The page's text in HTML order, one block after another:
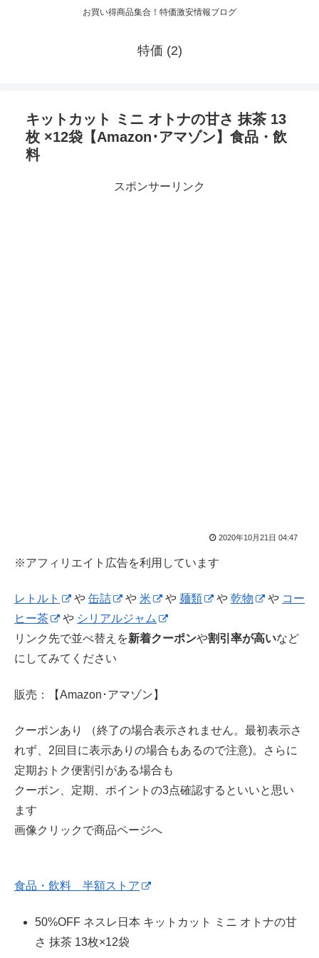
お買い得商品集合！特価激安情報ブログ
特価 (2)
キットカット ミニ オトナの甘さ 抹茶 13
枚 ×12袋【Amazon･アマゾン】食品・飲
料
スポンサーリンク
2020年10月21日 04:47
※アフィリエイト広告を利用しています
レトルト や 缶詰 や 米 や 麺類 や 乾物 や コー
ヒー茶
や シリアルジャム
リンク先で並べ替えを新着クーポンや割引率が高いなど
にしてみてください
販売：【Amazon･アマゾン】
クーポンあり （終了の場合表示されません。最初表示さ
れず、2回目に表示ありの場合もあるので注意)。さらに
定期おトク便割引がある場合も
クーポン、定期、ポイントの3点確認するといいと思い
ます
画像クリックで商品ページへ
食品・飲料 半額ストア
50%OFF ネスレ日本 キットカット ミニ オトナの甘
さ 抹茶 13枚×12袋